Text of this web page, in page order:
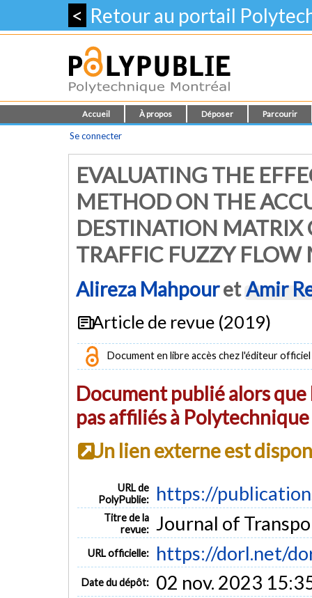
< Retour au portail
Accueil À propos Déposer Parcourir
Se connecter
EVALUATING THE
METHOD ON THE
DESTINATION MATRIX
TRAFFIC FUZZY FLOW
Alireza MahpouretAmir
Article de revue (2019)
Document en libre accès chez l'éditeur officiel
Document publié alors
pas affiliés à
Un lien externe est
URL de
PolyPublie:
https://
Titre de la
revue: Journal of
URL officielle: https://dorl.net/
Date du dépôt: 02 nov. 2023